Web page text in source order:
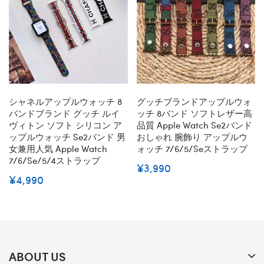
シャネルアップルウォッチ 8
バンドブランド グッチ ルイ
ヴィトン ソフト シリコン ア
ップルウォッチ Se2バンド 男
女兼用人気 Apple Watch
7/6/se/5/4ストラップ
¥4,990
グッチブランドアップルウォ
ッチ 8バンド ソフトレザー高
品質 Apple Watch Se2バンド
おしゃれ 腕飾り アップルウ
ォッチ 7/6/5/seストラップ
¥3,990
ABOUT US